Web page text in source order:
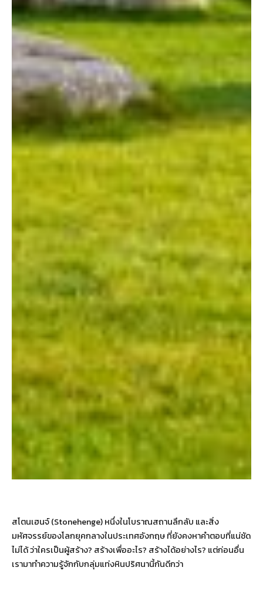
สโตนเฮนจ์ (Stonehenge) หนึ่งในโบราณสถานลึกลับ และสิ่ง
มหัศจรรย์ของโลกยุคกลางในประเทศอังกฤษ ที่ยังคงหาคำตอบที่แน่ชัด
ไม่ได้ ว่าใครเป็นผู้สร้าง? สร้างเพื่ออะไร? สร้างได้อย่างไร? แต่ก่อนอื่น
เรามาทำความรู้จักกับกลุ่มแท่งหินปริศนานี้กันดีกว่า